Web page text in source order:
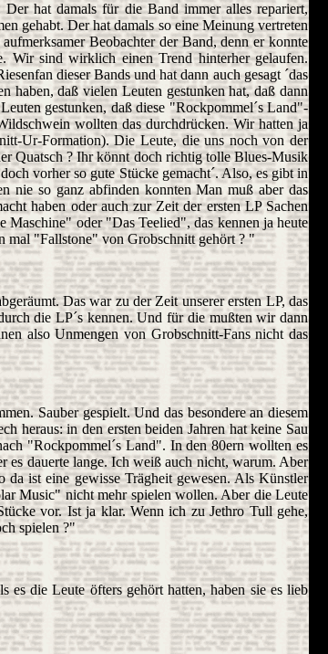
hat damals für die Band immer alles repariert,
gehabt. Der hat damals so eine Meinung vertreten
Beobachter der Band, denn er konnte
Wir sind wirklich einen Trend hinterher gelaufen.
dieser Bands und hat dann auch gesagt ´das
haben, daß vielen Leuten gestunken hat, daß dann
gestunken, daß diese "Rockpommel´s Land"-
wollten das durchdrücken. Wir hatten ja
Ur-Formation). Die Leute, die uns noch von der
Quatsch ? Ihr könnt doch richtig tolle Blues-Musik
vorher so gute Stücke gemacht´. Also, es gibt in
nie so ganz abfinden konnten Man muß aber das
haben oder auch zur Zeit der ersten LP Sachen
oder "Das Teelied", das kennen ja heute
mal "Fallstone" von Grobschnitt gehört ? "
Das war zu der Zeit unserer ersten LP, das
die LP´s kennen. Und für die mußten wir dann
also Unmengen von Grobschnitt-Fans nicht das
Sauber gespielt. Und das besondere an diesem
heraus: in den ersten beiden Jahren hat keine Sau
"Rockpommel´s Land". In den 80ern wollten es
es dauerte lange. Ich weiß auch nicht, warum. Aber
ist eine gewisse Trägheit gewesen. Als Künstler
Music" nicht mehr spielen wollen. Aber die Leute
vor. Ist ja klar. Wenn ich zu Jethro Tull gehe,
spielen ?"
die Leute öfters gehört hatten, haben sie es lieb